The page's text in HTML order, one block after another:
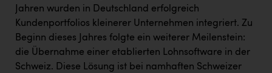
Jahren wurden in Deutschland erfolgreich
Kundenportfolios kleinerer Unternehmen integriert. Zu
Beginn dieses Jahres folgte ein weiterer Meilenstein:
die Übernahme einer etablierten Lohnsoftware in der
Schweiz. Diese Lösung ist bei namhaften Schweizer